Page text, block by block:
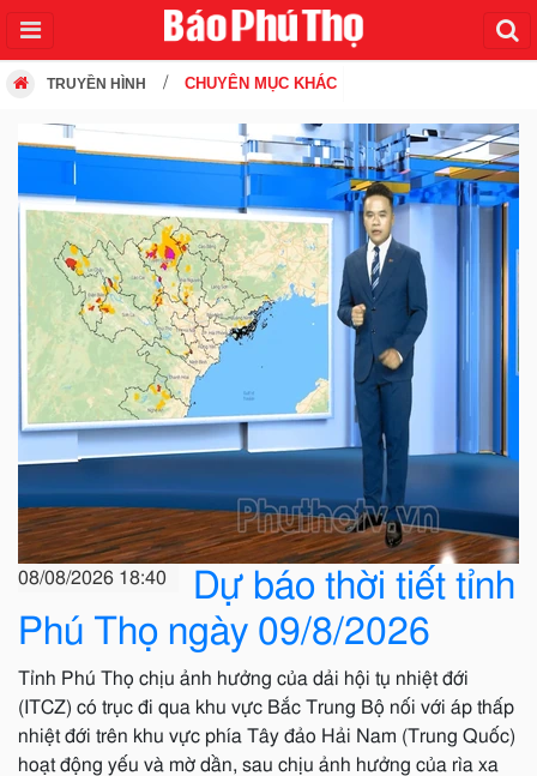
TRUYỀN HÌNH CHUYÊN MỤC KHÁC
08/08/2026 18:40
Dự báo thời tiết tỉnh
Phú Thọ ngày 09/8/2026
Tỉnh Phú Thọ chịu ảnh hưởng của dải hội tụ nhiệt đới
(ITCZ) có trục đi qua khu vực Bắc Trung Bộ nối với áp thấp
nhiệt đới trên khu vực phía Tây đảo Hải Nam (Trung Quốc)
hoạt động yếu và mờ dần, sau chịu ảnh hưởng của rìa xa